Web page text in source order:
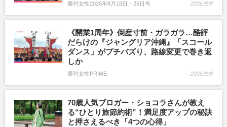
週刊女性2026年8月18日・25日号 2026/8/8
《開業1周年》倒産寸前・ガラガラ…酷評
だらけの『ジャングリア沖縄』「スコール
ダンス」がプチバズり、路線変更で巻き返
しか
週刊女性PRIME 2026/8/8
70歳人気ブロガー・ショコラさんが教え
る“ひとり旅節約術”！満足度アップの秘訣
と押さえるべき「4つの心得」